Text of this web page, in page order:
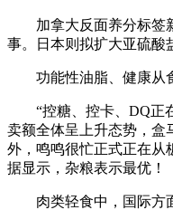
加拿大反面养分标签新
事。日本则拟扩大亚硫酸
功能性油脂、健康从食
“控糖、控卡、DQ正在
卖额全体呈上升态势，盒
外，鸣鸣很忙正式正在从
据显示，杂粮表示最优！
肉类轻食中，国际方面